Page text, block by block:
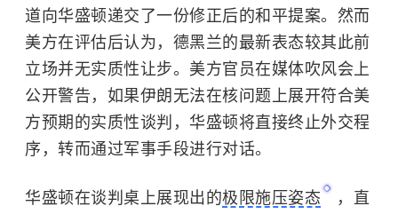
道向华盛顿递交了一份修正后的和平提案。然而
美方在评估后认为，德黑兰的最新表态较其此前
立场并无实质性让步。美方官员在媒体吹风会上
公开警告，如果伊朗无法在核问题上展开符合美
方预期的实质性谈判，华盛顿将直接终止外交程
序，转而通过军事手段进行对话。
华盛顿在谈判桌上展现出的极限施压姿态
，直